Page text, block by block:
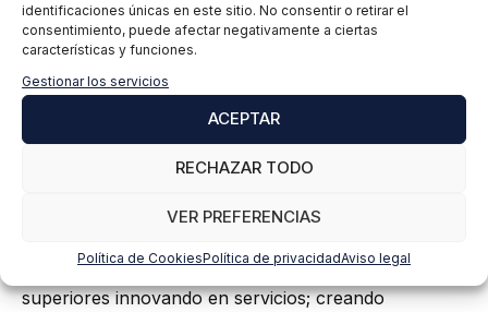
identificaciones únicas en este sitio. No consentir o retirar el
consentimiento, puede afectar negativamente a ciertas
características y funciones.
Gestionar los servicios
ACEPTAR
RECHAZAR TODO
VER PREFERENCIAS
Política de CookiesPolítica de privacidadAviso legal
El software que propone SAP para la gestión de
transformación del servicio que cumpla con los
que las empresas brinden experiencias de cliente
superiores innovando en servicios; creando